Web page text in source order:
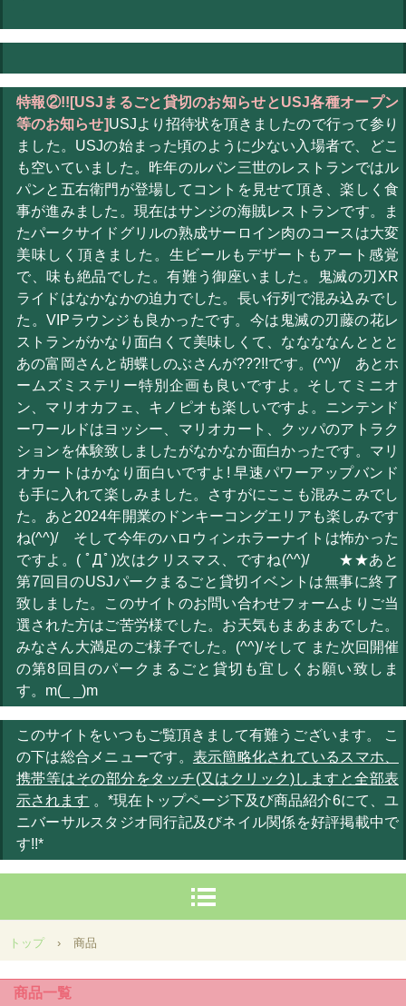
特報②!![USJまるごと貸切のお知らせとUSJ各種オープン
等のお知らせ]USJより招待状を頂きましたので行って参り
ました。USJの始まった頃のように少ない入場者で、どこ
も空いていました。昨年のルパン三世のレストランではル
パンと五右衛門が登場してコントを見せて頂き、楽しく食
事が進みました。現在はサンジの海賊レストランです。ま
たパークサイドグリルの熟成サーロイン肉のコースは大変
美味しく頂きました。生ビールもデザートもアート感覚
で、味も絶品でした。有難う御座いました。鬼滅の刃XR
ライドはなかなかの迫力でした。長い行列で混み込みでし
た。VIPラウンジも良かったです。今は鬼滅の刃藤の花レ
ストランがかなり面白くて美味しくて、ななななんととと
あの富岡さんと胡蝶しのぶさんが???!!です。(^^)/ あとホ
ームズミステリー特別企画も良いですよ。そしてミニオ
ン、マリオカフェ、キノピオも楽しいですよ。ニンテンド
ーワールドはヨッシー、マリオカート、クッパのアトラク
ションを体験致しましたがなかなか面白かったです。マリ
オカートはかなり面白いですよ! 早速パワーアップバンド
も手に入れて楽しみました。さすがにここも混みこみでし
た。あと2024年開業のドンキーコングエリアも楽しみです
ね(^^)/ そして今年のハロウィンホラーナイトは怖かった
ですよ。( ﾟДﾟ)次はクリスマス、ですね(^^)/ ★★あと
第7回目のUSJパークまるごと貸切イベントは無事に終了
致しました。このサイトのお問い合わせフォームよりご当
選された方はご苦労様でした。お天気もまあまあでした。
みなさん大満足のご様子でした。(^^)/そして また次回開催
の第8回目のパークまるごと貸切も宜しくお願い致しま
す。m(_ _)m
このサイトをいつもご覧頂きまして有難うございます。 こ
の下は総合メニューです。 表示簡略化されているスマホ、
携帯等はその部分をタッチ(又はクリック)しますと全部表
示されます 。*現在トップページ下及び商品紹介6にて、ユ
ニバーサルスタジオ同行記及びネイル関係を好評掲載中で
す!!*
トップ › 商品
商品一覧